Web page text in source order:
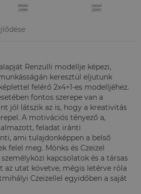
Renzulli modellje képezi,
keresztül eljutunk
felérő 2x4+1-es modelljéhez.
fontos szerepe van a
jól látszik az is, hogy a kreativitás
A motivációs tényező a,
feladat iránti
ami tulajdonképpen a belső
felel meg. Mönks és Czeizel
kapcsolatok és a társas
az utat követve, mégis letérve róla
Czeizellel egyidőben a saját